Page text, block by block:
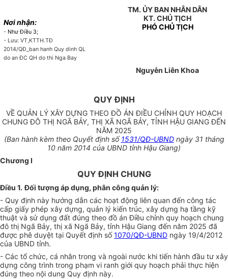
Nơi nhận:
- Như Điều 3;
- Lưu: VT,KTTH.TĐ
2014/QĐ_ban hanh Quy dinh QL
do an ĐC QH do thi Nga Bay
TM. ỦY BAN NHÂN DÂN
KT. CHỦ TỊCH
PHÓ CHỦ TỊCH
Nguyễn Liên Khoa
QUY ĐỊNH
VỀ QUẢN LÝ XÂY DỰNG THEO ĐỒ ÁN ĐIỀU CHỈNH QUY HOẠCH
CHUNG ĐÔ THỊ NGÃ BẢY, THỊ XÃ NGÃ BẢY, TỈNH HẬU GIANG ĐẾN
NĂM 2025
(Ban hành kèm theo Quyết định số1531/QĐ-UBNDngày 31 tháng
10 năm 2014 của UBND tỉnh Hậu Giang)
Chương I
QUY ĐỊNH CHUNG
Điều 1. Đối tượng áp dụng, phân công quản lý:
- Quy định này hướng dẫn các hoạt động liên quan đến công tác
cấp giấy phép xây dựng, quản lý kiến trúc, xây dựng hạ tầng kỹ
thuật và sử dụng đất đúng theo đồ án Điều chỉnh quy hoạch chung
đô thị Ngã Bảy, thị xã Ngã Bảy, tỉnh Hậu Giang đến năm 2025 đã
được phê duyệt tại Quyết định số1070/QĐ-UBND ngày 19/4/2012
của UBND tỉnh.
- Các tổ chức, cá nhân trong và ngoài nước khi tiến hành đầu tư xây
dựng công trình trong phạm vi ranh giới quy hoạch phải thực hiện
đúng theo nội dung Quy định này.